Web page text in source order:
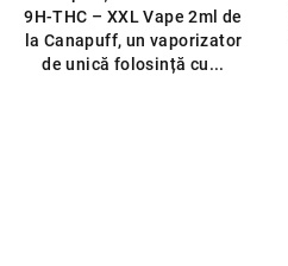
9H‑THC – XXL Vape 2ml de
la Canapuff, un vaporizator
de unică folosință cu...